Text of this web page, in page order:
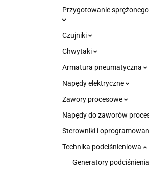
Przygotowanie
Czujniki
Chwytaki
Armatura pneumatyczna
Napędy elektryczne
Zawory procesowe
Napędy do zaworów
Sterowniki i
Technika podciśnieniowa
Generatory podciśnienia